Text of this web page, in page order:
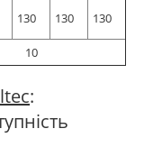
130 130 130
10
: